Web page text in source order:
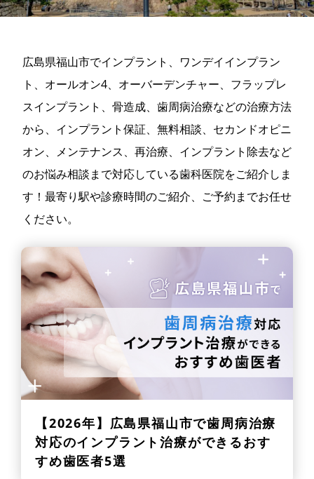
広島県福山市でインプラント、ワンデイインプラン
ト、オールオン4、オーバーデンチャー、フラップレ
スインプラント、骨造成、歯周病治療などの治療方法
から、インプラント保証、無料相談、セカンドオピニ
オン、メンテナンス、再治療、インプラント除去など
のお悩み相談まで対応している歯科医院をご紹介しま
す！最寄り駅や診療時間のご紹介、ご予約までお任せ
ください。
【2026年】 広島県福山市で歯周病治療
対応のインプラント治療ができるおす
すめ歯医者5選